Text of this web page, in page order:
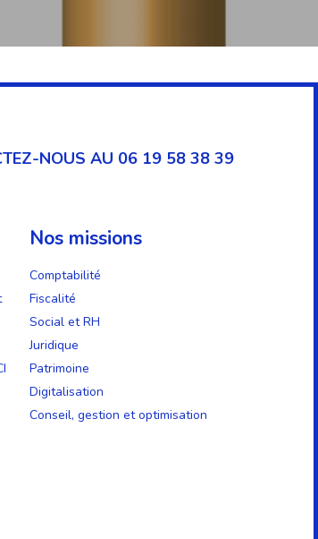
NOUS AU 06 19 58 38 39
Nos missions
Comptabilité
Fiscalité
Social et RH
Juridique
Patrimoine
Digitalisation
Conseil, gestion et optimisation